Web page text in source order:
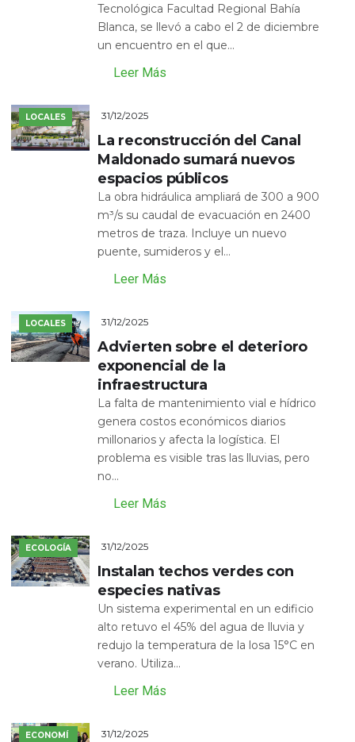
Tecnológica Facultad Regional Bahía
Blanca, se llevó a cabo el 2 de diciembre
un encuentro en el que...
Leer Más
LOCALES 31/12/2025
La reconstrucción del Canal
Maldonado sumará nuevos
espacios públicos
La obra hidráulica ampliará de 300 a 900
m³/s su caudal de evacuación en 2400
metros de traza. Incluye un nuevo
puente, sumideros y el...
Leer Más
LOCALES 31/12/2025
Advierten sobre el deterioro
exponencial de la
infraestructura
La falta de mantenimiento vial e hídrico
genera costos económicos diarios
millonarios y afecta la logística. El
problema es visible tras las lluvias, pero
no...
Leer Más
ECOLOGÍA 31/12/2025
Instalan techos verdes con
especies nativas
Un sistema experimental en un edificio
alto retuvo el 45% del agua de lluvia y
redujo la temperatura de la losa 15°C en
verano. Utiliza...
Leer Más
ECONOMÍ
31/12/2025